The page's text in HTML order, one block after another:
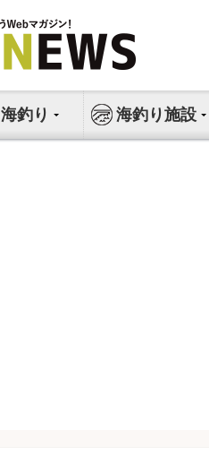
海釣り 海釣り施設